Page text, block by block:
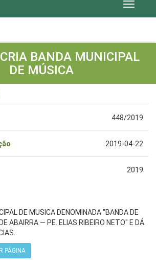
Toggle
BANDA MUNICIPAL
DE MÚSICA
448/2019
2019-04-22
2019
DE MUSICA DENOMINADA "BANDA DE
ABAIRRA — PE. ELIAS RIBEIRO NETO" E DÁ
PÁGINA